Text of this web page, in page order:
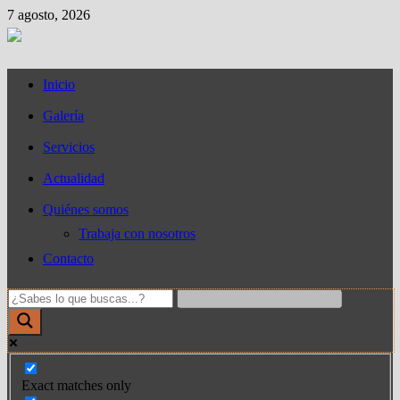
Saltar
al
contenido
7 agosto, 2026
Inicio
Galería
Servicios
Actualidad
Quiénes somos
Trabaja con nosotros
Contacto
Exact matches only